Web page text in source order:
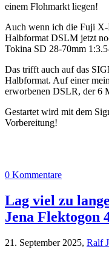
einem Flohmarkt liegen!
Auch wenn ich die Fuji X-
Halbformat DSLM jetzt
Tokina SD 28-70mm
Das trifft auch auf das
Halbformat. Auf einer
erworbenen DSLR, der 6
Gestartet wird mit dem
Vorbereitung!
0 Kommentare
Lag viel zu
Jena Flektogon
21. September 2025, Ralf